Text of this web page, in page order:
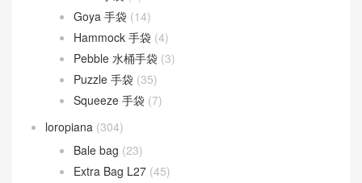
Goya 手袋 (14)
Hammock 手袋 (4)
Pebble 水桶手袋 (3)
Puzzle 手袋 (35)
Squeeze 手袋 (7)
loropiana (304)
Bale bag (23)
Extra Bag L27 (45)